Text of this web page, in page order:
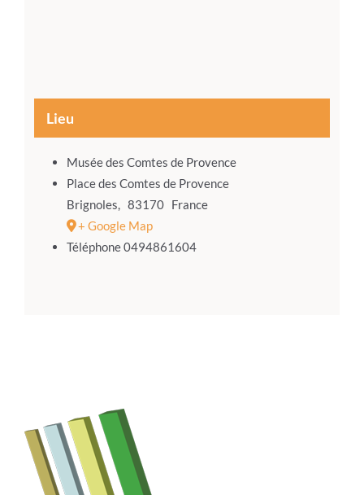
Lieu
Musée des Comtes de Provence
Place des Comtes de Provence
Brignoles
83170 France
+ Google Map
Téléphone0494861604